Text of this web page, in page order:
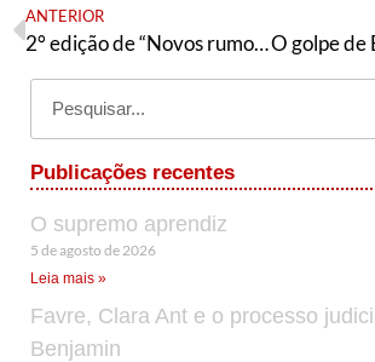
ANTERIOR
2° edição de “Novos rumos do governo Lula”: uma leitura muito bem-vinda
Publicações recentes
O supremo aprendiz
5 de agosto de 2026
Leia mais »
Favre, Clara Ant e o processo
Benjamin